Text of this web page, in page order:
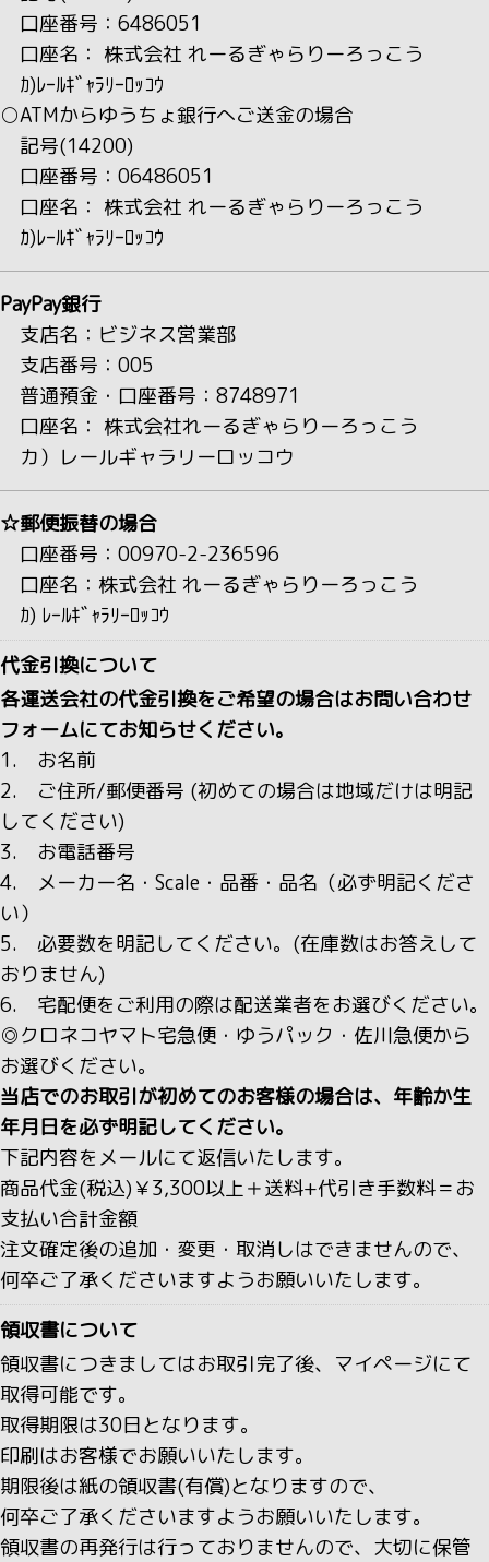
口座番号：6486051
口座名： 株式会社 れーるぎゃらりーろっこう
ｶ)ﾚｰﾙｷﾞｬﾗﾘｰﾛｯｺｳ
○ATMからゆうちょ銀行へご送金の場合
記号(14200)
口座番号：06486051
口座名： 株式会社 れーるぎゃらりーろっこう
ｶ)ﾚｰﾙｷﾞｬﾗﾘｰﾛｯｺｳ
PayPay銀行
支店名：ビジネス営業部
支店番号：005
普通預金・口座番号：8748971
口座名： 株式会社れーるぎゃらりーろっこう
カ）レールギャラリーロッコウ
☆郵便振替の場合
口座番号：00970-2-236596
口座名：株式会社 れーるぎゃらりーろっこう
ｶ) ﾚｰﾙｷﾞｬﾗﾘｰﾛｯｺｳ
代金引換について
各運送会社の代金引換をご希望の場合はお問い合わせ
フォームにてお知らせください。
1. お名前
2. ご住所/郵便番号 (初めての場合は地域だけは明記
してください)
3. お電話番号
4. メーカー名・Scale・品番・品名（必ず明記くださ
い）
5. 必要数を明記してください。(在庫数はお答えして
おりません)
6. 宅配便をご利用の際は配送業者をお選びください。
◎クロネコヤマト宅急便・ゆうパック・佐川急便から
お選びください。
当店でのお取引が初めてのお客様の場合は、年齢か生
年月日を必ず明記してください。
下記内容をメールにて返信いたします。
商品代金(税込)￥3,300以上＋送料+代引き手数料＝お
支払い合計金額
注文確定後の追加・変更・取消しはできませんので、
何卒ご了承くださいますようお願いいたします。
領収書について
領収書につきましてはお取引完了後、マイページにて
取得可能です。
取得期限は30日となります。
印刷はお客様でお願いいたします。
期限後は紙の領収書(有償)となりますので、
何卒ご了承くださいますようお願いいたします。
領収書の再発行は行っておりませんので、大切に保管